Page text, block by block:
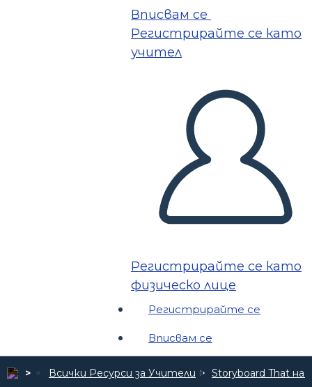
Вписвам се
Регистрирайте се като
учител
Регистрирайте се като
физическо лице
Регистрирайте се
Вписвам се
Всички Ресурси за Учители Storyboard That